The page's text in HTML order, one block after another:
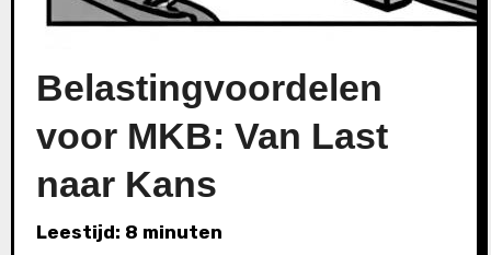
Belastingvoordelen
voor MKB: Van Last
naar Kans
Leestijd: 8 minuten